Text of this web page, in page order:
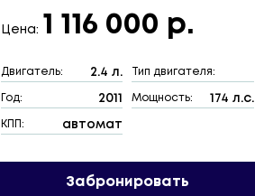
Цена: 1 116 000 р.
Двигатель: 2.4 л. Тип двигателя:
Год: 2011 Мощность: 174 л.с.
КПП: автомат
Забронировать